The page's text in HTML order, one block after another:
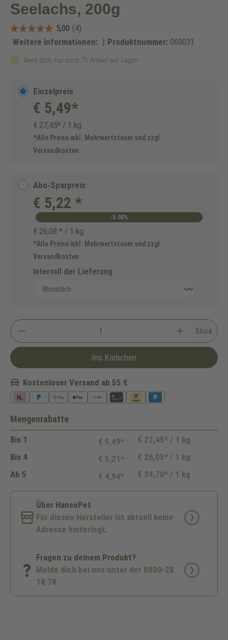
Seelachs, 200g
Weitere Informationen: | Produktnummer: 060031
Beeil dich, nur noch 75 Artikel auf Lager!
Einzelpreis
€ 5,49*
€ 27,45* / 1 kg
*Alle Preise inkl. Mehrwertsteuer und zzgl.
Versandkosten
Abo-Sparpreis
€ 5,22 *
-5.00%
€ 26,08 * / 1 kg
*Alle Preise inkl. Mehrwertsteuer und zzgl.
Versandkosten
Intervall der Lieferung
Stück
Ins Körbchen
Kostenloser Versand ab 55 €
Mengenrabatte
Bis 1 € 5,49*
€ 27,45* / 1 kg
Bis 4 € 5,21*
€ 26,05* / 1 kg
Ab 5 € 4,94* € 24,70* / 1 kg
Über HansePet
Für diesen Hersteller ist aktuell keine
Adresse hinterlegt.
Fragen zu deinem Produkt?
Melde dich bei uns unter der 0800-28
18 78